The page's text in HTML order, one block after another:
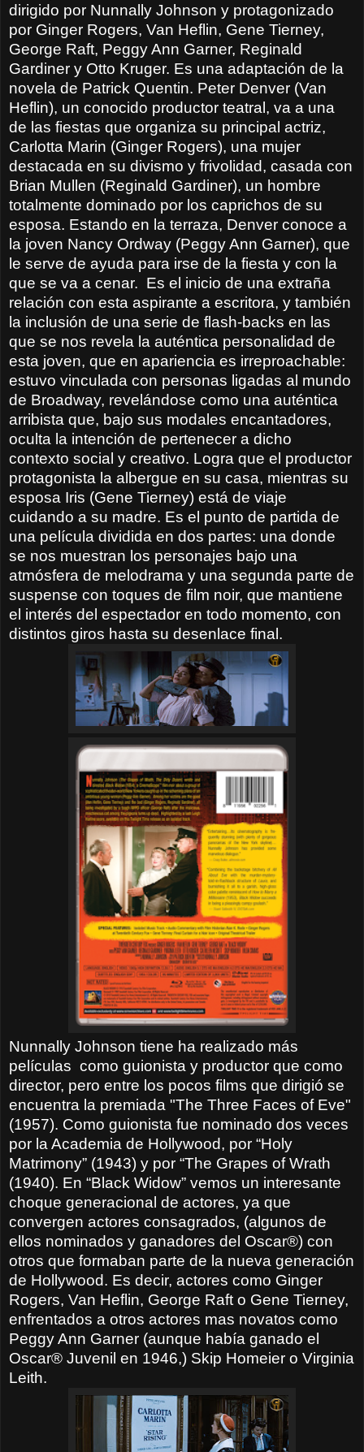
dirigido por Nunnally Johnson y protagonizado
por Ginger Rogers, Van Heflin, Gene Tierney,
George Raft, Peggy Ann Garner, Reginald
Gardiner y Otto Kruger. Es una adaptación de la
novela de Patrick Quentin. Peter Denver (Van
Heflin), un conocido productor teatral, va a una
de las fiestas que organiza su principal actriz,
Carlotta Marin (Ginger Rogers), una mujer
destacada en su divismo y frivolidad, casada con
Brian Mullen (Reginald Gardiner), un hombre
totalmente dominado por los caprichos de su
esposa. Estando en la terraza, Denver conoce a
la joven Nancy Ordway (Peggy Ann Garner), que
le serve de ayuda para irse de la fiesta y con la
que se va a cenar. Es el inicio de una extraña
relación con esta aspirante a escritora, y también
la inclusión de una serie de flash-backs en las
que se nos revela la auténtica personalidad de
esta joven, que en apariencia es irreproachable:
estuvo vinculada con personas ligadas al mundo
de Broadway, revelándose como una auténtica
arribista que, bajo sus modales encantadores,
oculta la intención de pertenecer a dicho
contexto social y creativo. Logra que el productor
protagonista la albergue en su casa, mientras su
esposa Iris (Gene Tierney) está de viaje
cuidando a su madre. Es el punto de partida de
una película dividida en dos partes: una donde
se nos muestran los personajes bajo una
atmósfera de melodrama y una segunda parte de
suspense con toques de film noir, que mantiene
el interés del espectador en todo momento, con
distintos giros hasta su desenlace final.
Nunnally Johnson tiene ha realizado más
películas como guionista y productor que como
director, pero entre los pocos films que dirigió se
encuentra la premiada "The Three Faces of Eve"
(1957). Como guionista fue nominado dos veces
por la Academia de Hollywood, por “Holy
Matrimony” (1943) y por “The Grapes of Wrath
(1940). En “Black Widow” vemos un interesante
choque generacional de actores, ya que
convergen actores consagrados, (algunos de
ellos nominados y ganadores del Oscar®) con
otros que formaban parte de la nueva generación
de Hollywood. Es decir, actores como Ginger
Rogers, Van Heflin, George Raft o Gene Tierney,
enfrentados a otros actores mas novatos como
Peggy Ann Garner (aunque había ganado el
Oscar® Juvenil en 1946,) Skip Homeier o Virginia
Leith.